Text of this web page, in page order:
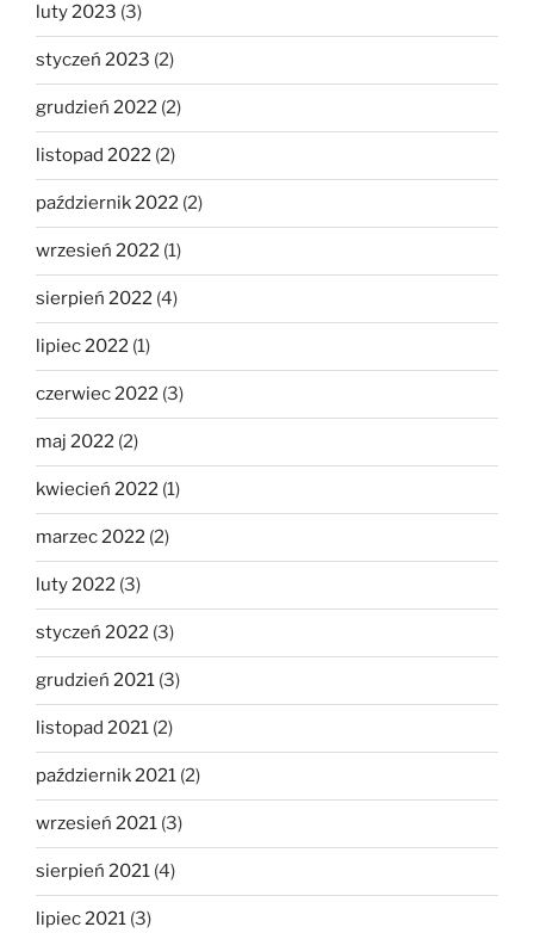
luty 2023 (3)
styczeń 2023 (2)
grudzień 2022 (2)
listopad 2022 (2)
październik 2022 (2)
wrzesień 2022 (1)
sierpień 2022 (4)
lipiec 2022 (1)
czerwiec 2022 (3)
maj 2022 (2)
kwiecień 2022 (1)
marzec 2022 (2)
luty 2022 (3)
styczeń 2022 (3)
grudzień 2021 (3)
listopad 2021 (2)
październik 2021 (2)
wrzesień 2021 (3)
sierpień 2021 (4)
lipiec 2021 (3)